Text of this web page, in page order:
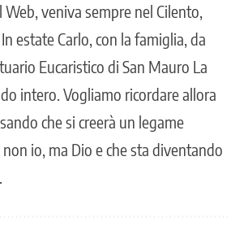
veniva sempre nel Cilento,
estate Carlo, con la famiglia, da
Eucaristico di San Mauro La
intero. Vogliamo ricordare allora
che si creerà un legame
io, ma Dio e che sta diventando